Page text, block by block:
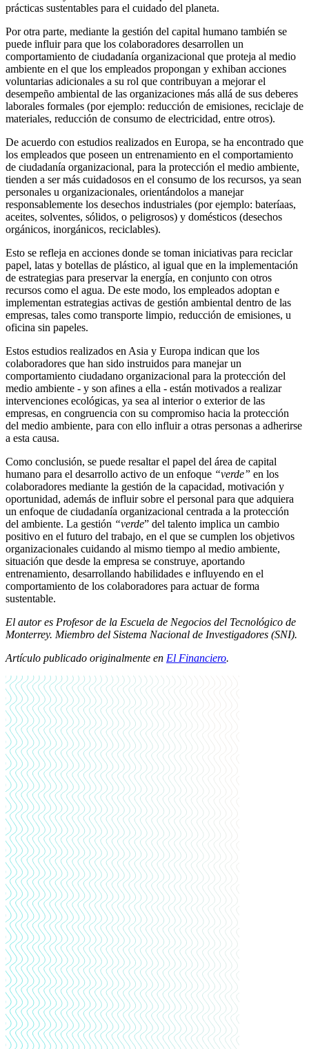
prácticas sustentables para el cuidado del planeta.
Por otra parte, mediante la gestión del capital humano también se
puede influir para que los colaboradores desarrollen un
comportamiento de ciudadanía organizacional que proteja al medio
ambiente en el que los empleados propongan y exhiban acciones
voluntarias adicionales a su rol que contribuyan a mejorar el
desempeño ambiental de las organizaciones más allá de sus deberes
laborales formales (por ejemplo: reducción de emisiones, reciclaje de
materiales, reducción de consumo de electricidad, entre otros).
De acuerdo con estudios realizados en Europa, se ha encontrado que
los empleados que poseen un entrenamiento en el comportamiento
de ciudadanía organizacional, para la protección el medio ambiente,
tienden a ser más cuidadosos en el consumo de los recursos, ya sean
personales u organizacionales, orientándolos a manejar
responsablemente los desechos industriales (por ejemplo: bateríaas,
aceites, solventes, sólidos, o peligrosos) y domésticos (desechos
orgánicos, inorgánicos, reciclables).
Esto se refleja en acciones donde se toman iniciativas para reciclar
papel, latas y botellas de plástico, al igual que en la implementación
de estrategias para preservar la energía, en conjunto con otros
recursos como el agua. De este modo, los empleados adoptan e
implementan estrategias activas de gestión ambiental dentro de las
empresas, tales como transporte limpio, reducción de emisiones, u
oficina sin papeles.
Estos estudios realizados en Asia y Europa indican que los
colaboradores que han sido instruidos para manejar un
comportamiento ciudadano organizacional para la protección del
medio ambiente - y son afines a ella - están motivados a realizar
intervenciones ecológicas, ya sea al interior o exterior de las
empresas, en congruencia con su compromiso hacia la protección
del medio ambiente, para con ello influir a otras personas a adherirse
a esta causa.
Como conclusión, se puede resaltar el papel del área de capital
humano para el desarrollo activo de un enfoque “verde” en los
colaboradores mediante la gestión de la capacidad, motivación y
oportunidad, además de influir sobre el personal para que adquiera
un enfoque de ciudadanía organizacional centrada a la protección
del ambiente. La gestión “verde” del talento implica un cambio
positivo en el futuro del trabajo, en el que se cumplen los objetivos
organizacionales cuidando al mismo tiempo al medio ambiente,
situación que desde la empresa se construye, aportando
entrenamiento, desarrollando habilidades e influyendo en el
comportamiento de los colaboradores para actuar de forma
sustentable.
El autor es Profesor de la Escuela de Negocios del Tecnológico de
Monterrey. Miembro del Sistema Nacional de Investigadores (SNI).
Artículo publicado originalmente en El Financiero.